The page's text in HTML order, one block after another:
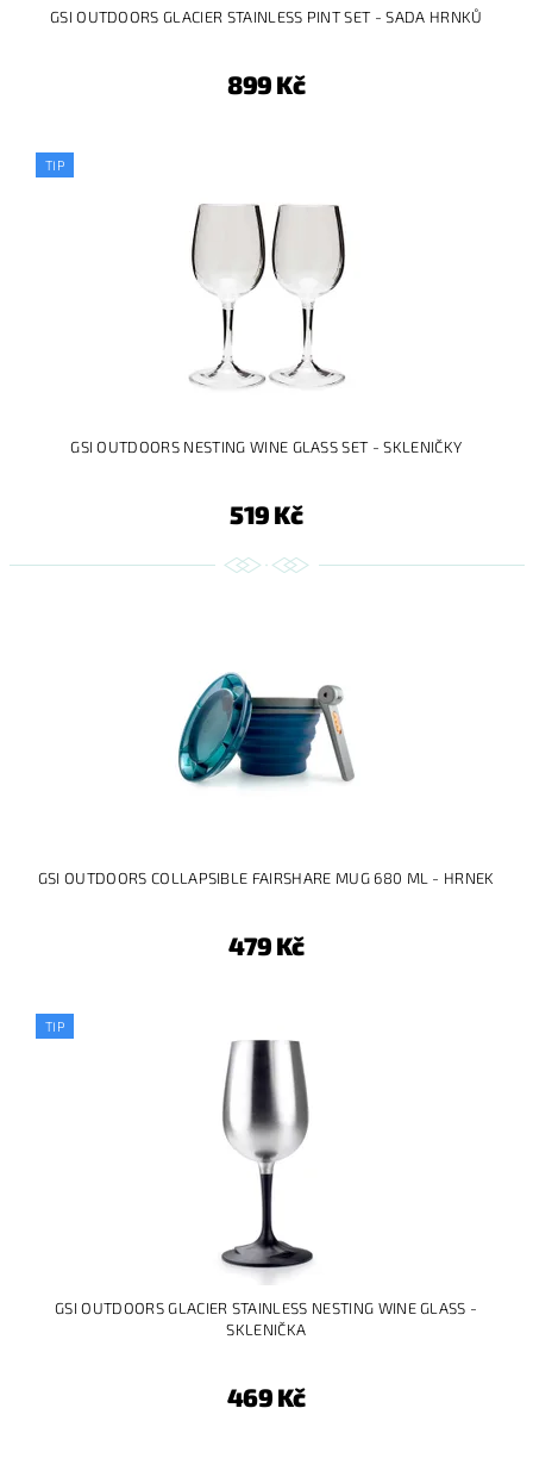
GSI OUTDOORS GLACIER STAINLESS PINT SET - SADA HRNKŮ
899 Kč
TIP
GSI OUTDOORS NESTING WINE GLASS SET - SKLENIČKY
519 Kč
GSI OUTDOORS COLLAPSIBLE FAIRSHARE MUG 680 ML - HRNEK
479 Kč
TIP
GSI OUTDOORS GLACIER STAINLESS NESTING WINE GLASS -
SKLENIČKA
469 Kč